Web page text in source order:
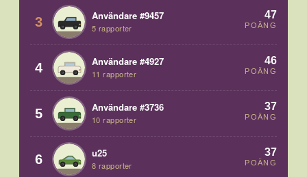
3 Användare #9457
5 rapporter
47
POÄNG
4 Användare #4927
11 rapporter
46
POÄNG
5 Användare #3736
10 rapporter
37
POÄNG
6 u25
8 rapporter
37
POÄNG